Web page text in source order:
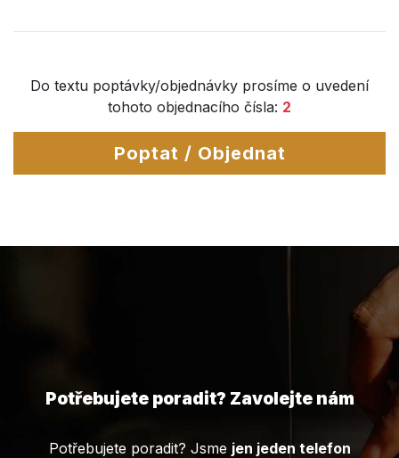
Do textu poptávky/objednávky prosíme o uvedení
tohoto objednacího čísla: 2
Poptat / Objednat
Potřebujete poradit? Zavolejte nám
Potřebujete poradit? Jsme jen jeden telefon